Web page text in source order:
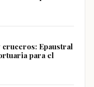
Epaustral
para el